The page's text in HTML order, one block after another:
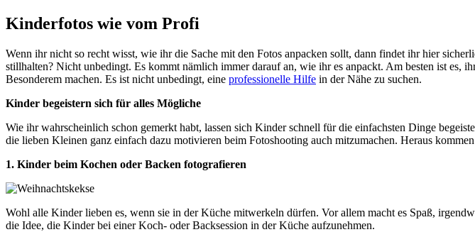
Kinderfotos wie vom Profi
Wenn ihr nicht so recht wisst, wie ihr die Sache mit den Fotos anpacken sollt, dann findet ihr hier
stillhalten? Nicht unbedingt. Es kommt nämlich immer darauf an, wie ihr es anpackt. Am besten ist es,
Besonderem machen. Es ist nicht unbedingt, eine professionelle Hilfe in der Nähe zu suchen.
Kinder begeistern sich für alles Mögliche
Wie ihr wahrscheinlich schon gemerkt habt, lassen sich Kinder schnell für die einfachsten Dinge
die lieben Kleinen ganz einfach dazu motivieren beim Fotoshooting auch mitzumachen. Heraus
1. Kinder beim Kochen oder Backen fotografieren
Wohl alle Kinder lieben es, wenn sie in der Küche mitwerkeln dürfen. Vor allem macht es Spaß,
die Idee, die Kinder bei einer Koch- oder Backsession in der Küche aufzunehmen.